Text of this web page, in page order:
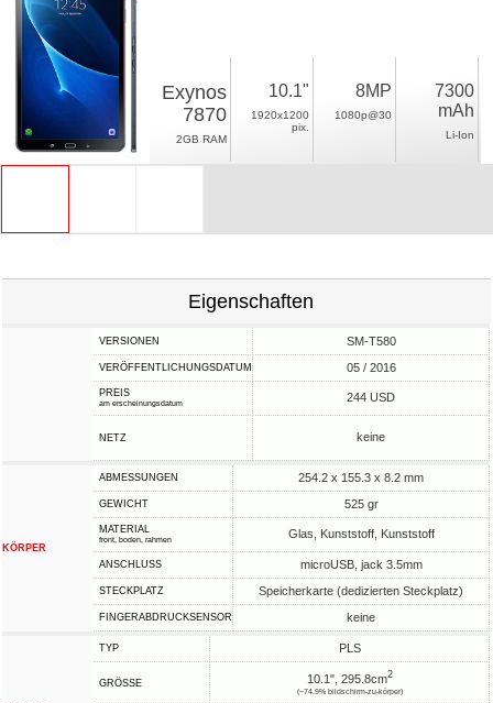
Exynos
7870
2GB RAM
10.1"
1920x1200
pix.
8MP
1080p@30
7300
mAh
Li-Ion
Eigenschaften
VERSIONEN SM-T580
VERÖFFENTLICHUNGSDATUM 05 / 2016
PREIS
am erscheinungsdatum 244 USD
NETZ keine
KÖRPER
ABMESSUNGEN 254.2 x 155.3 x 8.2 mm
GEWICHT 525 gr
MATERIAL
front, boden, rahmen Glas, Kunststoff, Kunststoff
ANSCHLUSS microUSB, jack 3.5mm
STECKPLATZ Speicherkarte (dedizierten Steckplatz)
FINGERABDRUCKSENSOR keine
TYP PLS
GRÖSSE 10.1", 295.8cm2
(~74.9% bildschirm-zu-körper)